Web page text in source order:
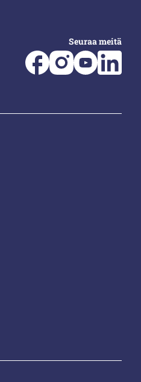
Seuraa meitä